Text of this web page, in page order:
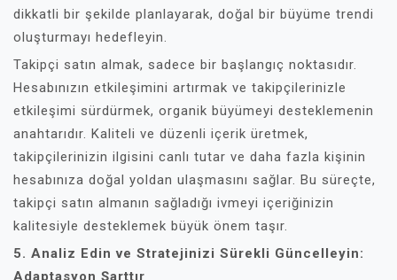
dikkatli bir şekilde planlayarak, doğal bir büyüme trendi
oluşturmayı hedefleyin.
Takipçi satın almak, sadece bir başlangıç noktasıdır.
Hesabınızın etkileşimini artırmak ve takipçilerinizle
etkileşimi sürdürmek, organik büyümeyi desteklemenin
anahtarıdır. Kaliteli ve düzenli içerik üretmek,
takipçilerinizin ilgisini canlı tutar ve daha fazla kişinin
hesabınıza doğal yoldan ulaşmasını sağlar. Bu süreçte,
takipçi satın almanın sağladığı ivmeyi içeriğinizin
kalitesiyle desteklemek büyük önem taşır.
5. Analiz Edin ve Stratejinizi Sürekli Güncelleyin:
Adaptasyon Şarttır